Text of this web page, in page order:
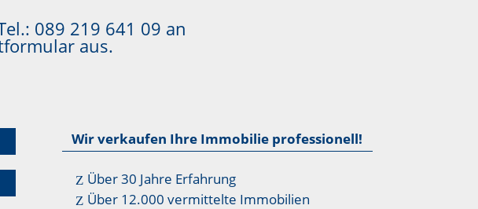
089 219 641 09 an
aus.
Wir verkaufen Ihre Immobilie professionell!
Über 30 Jahre Erfahrung
Über 12.000 vermittelte Immobilien